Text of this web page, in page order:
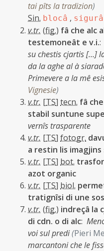
tai pîts la tradizion)
Sin. blocâ , sigurâ
v.tr. (fig.) fâ che alc
testemoneât e v.i.:
su chestis cjartis […]
da la aghe al à
Primevere a la mê
Vignesie)
v.tr. [TS] tecn. fâ
stabil suntune
vernîs trasparente
v.tr. [TS] fotogr.
a restin lis imagjins
v.tr. [TS] bot.
azot organic
v.tr. [TS] biol.
tratignîsi di une
v.tr. (fig.) indreçâ la
di cdn. o di alc:
voi sul predi(Pieri
marcantoni che le